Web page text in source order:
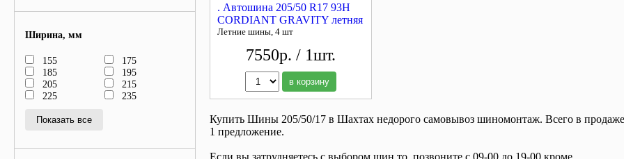
Ширина, мм
155
175
185
195
205
215
225
235
Показать все
. Автошина 205/50 R17 93H
CORDIANT GRAVITY летняя
Летние шины, 4 шт
7550р. / 1шт.
в корзину
Купить Шины 205/50/17 в Шахтах недорого самовывоз шиномонтаж. Всего в продаже
1 предложение.
Если вы затрудняетесь с выбором шин то, позвоните с 09-00 до 19-00 кроме